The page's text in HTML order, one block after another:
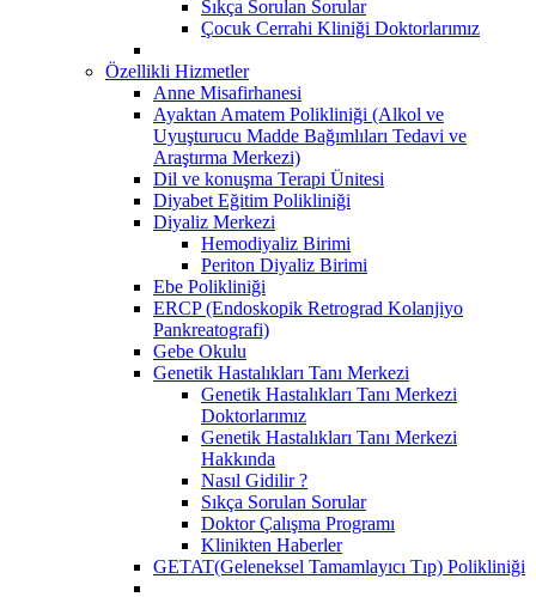
Sıkça Sorulan Sorular
Çocuk Cerrahi Kliniği Doktorlarımız
Özellikli Hizmetler
Anne Misafirhanesi
Ayaktan Amatem Polikliniği (Alkol ve
Uyuşturucu Madde Bağımlıları Tedavi ve
Araştırma Merkezi)
Dil ve konuşma Terapi Ünitesi
Diyabet Eğitim Polikliniği
Diyaliz Merkezi
Hemodiyaliz Birimi
Periton Diyaliz Birimi
Ebe Polikliniği
ERCP (Endoskopik Retrograd Kolanjiyo
Pankreatografi)
Gebe Okulu
Genetik Hastalıkları Tanı Merkezi
Genetik Hastalıkları Tanı Merkezi
Doktorlarımız
Genetik Hastalıkları Tanı Merkezi
Hakkında
Nasıl Gidilir ?
Sıkça Sorulan Sorular
Doktor Çalışma Programı
Klinikten Haberler
GETAT(Geleneksel Tamamlayıcı Tıp) Polikliniği